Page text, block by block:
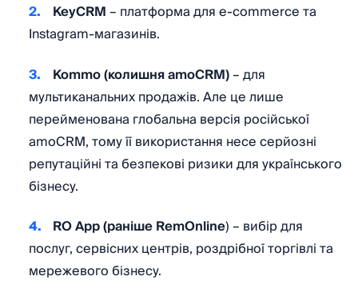
KeyCRM– платформа для e-commerce та
Instagram-магазинів.
Kommo (колишня amoCRM)– для
мультиканальних продажів. Але це лише
перейменована глобальна версія російської
amoCRM, тому її використання несе серйозні
репутаційні та безпекові ризики для українського
бізнесу.
RO App (раніше RemOnline) – вибір для
послуг, сервісних центрів, роздрібної торгівлі та
мережевого бізнесу.